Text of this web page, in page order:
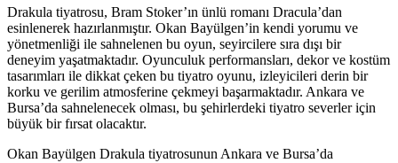
Drakula tiyatrosu, Bram Stoker’ın ünlü romanı Dracula’dan
esinlenerek hazırlanmıştır. Okan Bayülgen’in kendi yorumu ve
yönetmenliği ile sahnelenen bu oyun, seyircilere sıra dışı bir
deneyim yaşatmaktadır. Oyunculuk performansları, dekor ve kostüm
tasarımları ile dikkat çeken bu tiyatro oyunu, izleyicileri derin bir
korku ve gerilim atmosferine çekmeyi başarmaktadır. Ankara ve
Bursa’da sahnelenecek olması, bu şehirlerdeki tiyatro severler için
büyük bir fırsat olacaktır.
Okan Bayülgen Drakula tiyatrosunun Ankara ve Bursa’da